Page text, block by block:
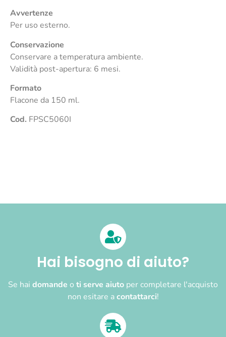
Avvertenze
Per uso esterno.
Conservazione
Conservare a temperatura ambiente.
Validità post-apertura: 6 mesi.
Formato
Flacone da 150 ml.
Cod. FPSC5060I
Hai bisogno di aiuto?
Se hai domande o ti serve aiuto per completare l'acquisto
non esitare acontattarci!